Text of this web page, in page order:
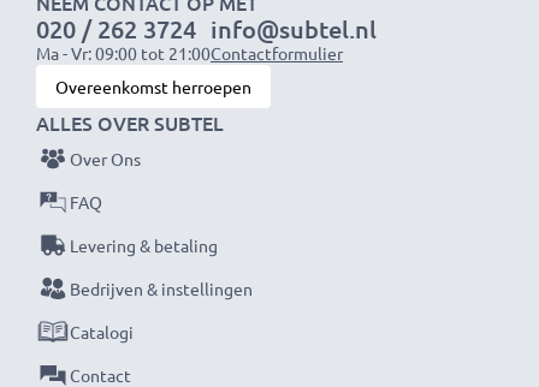
Spanning: 7.4V
Celtype: Lithium Ion
Kleur: grijs
★ 3 Jaar Garantie ★
Als internationale vakhandelaar sinds 2004 weten wij
waarom het draait bij hoogwaardige producten.
020 / 262 3724
Ma - Vr: 09:00 tot 21:00
info@subtel.nl
Contactformulier
Overeenkomst herroepen
ALLES OVER SUBTEL
Over Ons
FAQ
Levering & betaling
Bedrijven & instellingen
Catalogi
Contact